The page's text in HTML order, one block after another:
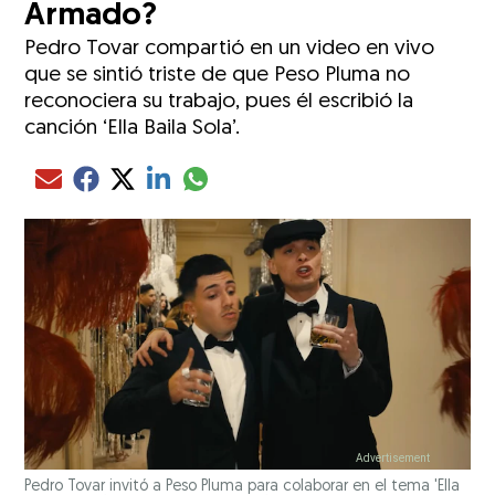
Armado?
Pedro Tovar compartió en un video en vivo
que se sintió triste de que Peso Pluma no
reconociera su trabajo, pues él escribió la
canción ‘Ella Baila Sola’.
Compartir el artículo actual mediante Email
Compartir el artículo actual mediante Facebook
Compartir el artículo actual mediante Twitter
Compartir el artículo actual mediante LinkedIn
Compartir el artículo actual mediante
Pedro Tovar invitó a Peso Pluma para colaborar en el tema 'Ella